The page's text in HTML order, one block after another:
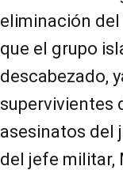
eliminación del
que el grupo
descabezado,
supervivientes
asesinatos del
del jefe militar,